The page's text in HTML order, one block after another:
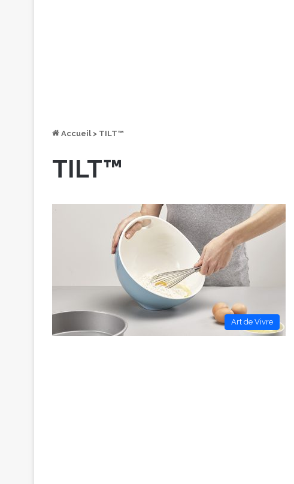
Accueil > TILT™
TILT™
Art de Vivre